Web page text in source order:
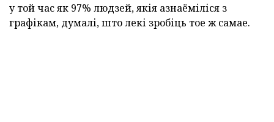
у той час як 97% людзей, якія азнаёміліся з
графікам, думалі, што лекі зробіць тое ж самае.